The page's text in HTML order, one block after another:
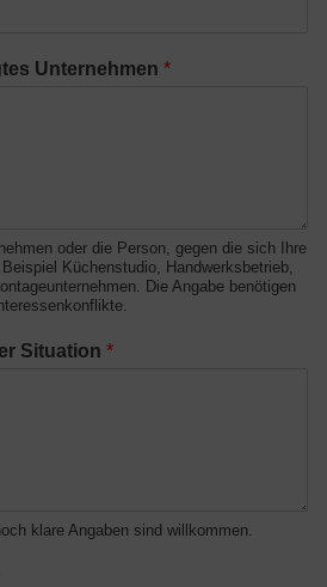
Unternehmen *
oder die Person, gegen die sich Ihre
Küchenstudio, Handwerksbetrieb,
Die Angabe benötigen
Situation *
klare Angaben sind willkommen.